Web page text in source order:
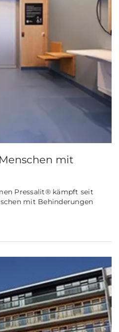
mit
Pressalit® kämpft seit
mit Behinderungen